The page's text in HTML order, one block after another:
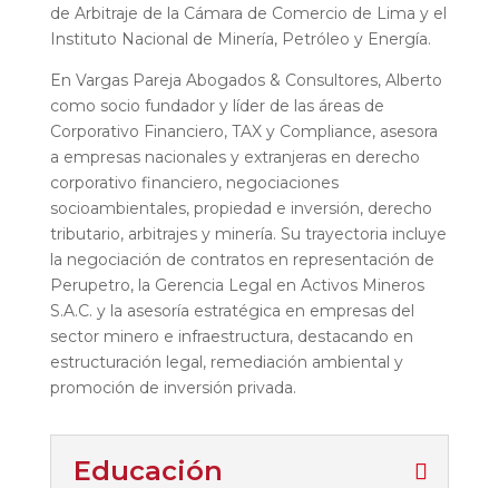
de Arbitraje de la Cámara de Comercio de Lima y el
Instituto Nacional de Minería, Petróleo y Energía.
En Vargas Pareja Abogados & Consultores, Alberto
como socio fundador y líder de las áreas de
Corporativo Financiero, TAX y Compliance, asesora
a empresas nacionales y extranjeras en derecho
corporativo financiero, negociaciones
socioambientales, propiedad e inversión, derecho
tributario, arbitrajes y minería. Su trayectoria incluye
la negociación de contratos en representación de
Perupetro, la Gerencia Legal en Activos Mineros
S.A.C. y la asesoría estratégica en empresas del
sector minero e infraestructura, destacando en
estructuración legal, remediación ambiental y
promoción de inversión privada.
Educación